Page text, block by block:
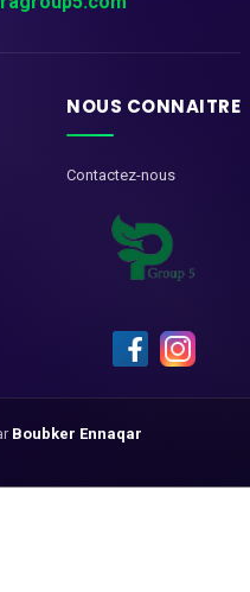
NOUS CONNAITRE
Contactez-nous
Boubker Ennaqar